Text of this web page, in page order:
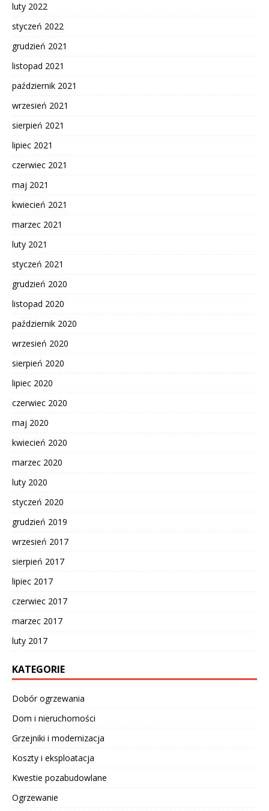
luty 2022
styczeń 2022
grudzień 2021
listopad 2021
październik 2021
wrzesień 2021
sierpień 2021
lipiec 2021
czerwiec 2021
maj 2021
kwiecień 2021
marzec 2021
luty 2021
styczeń 2021
grudzień 2020
listopad 2020
październik 2020
wrzesień 2020
sierpień 2020
lipiec 2020
czerwiec 2020
maj 2020
kwiecień 2020
marzec 2020
luty 2020
styczeń 2020
grudzień 2019
wrzesień 2017
sierpień 2017
lipiec 2017
czerwiec 2017
marzec 2017
luty 2017
KATEGORIE
Dobór ogrzewania
Dom i nieruchomości
Grzejniki i modernizacja
Koszty i eksploatacja
Kwestie pozabudowlane
Ogrzewanie